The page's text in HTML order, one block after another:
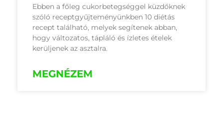
Ebben a főleg cukorbetegséggel küzdőknek
szóló receptgyűjteményünkben 10 diétás
recept található, melyek segítenek abban,
hogy változatos, tápláló és ízletes ételek
kerüljenek az asztalra.
MEGNÉZEM